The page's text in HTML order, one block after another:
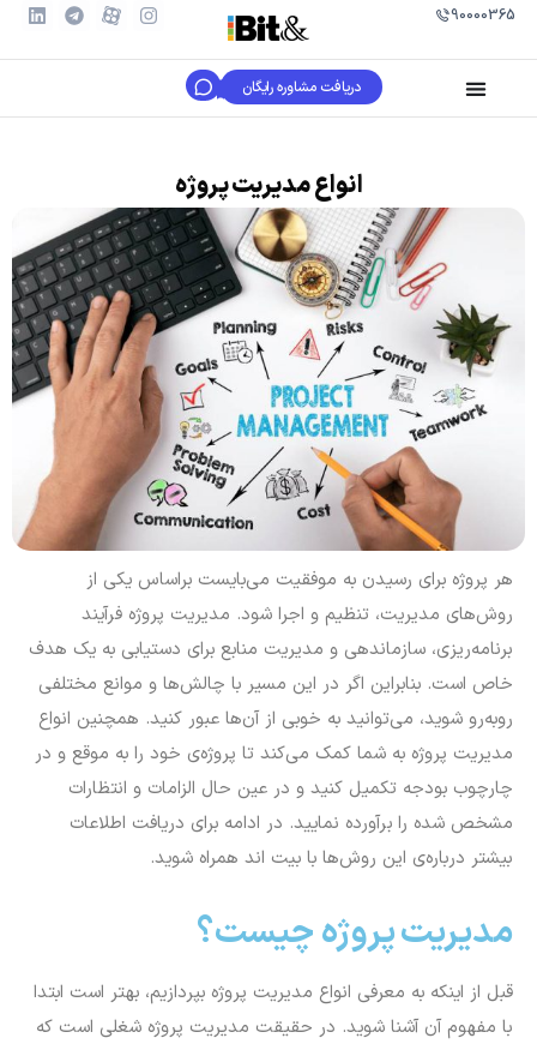
90000365
دریافت مشاوره رایگان
انواع مدیریت پروژه
هر پروژه برای رسیدن به موفقیت می‌بایست براساس یکی از
روش‌های مدیریت، تنظیم و اجرا شود. مدیریت پروژه فرآیند
برنامه‌ریزی، سازماندهی و مدیریت منابع برای دستیابی به یک هدف
خاص است. بنابراین اگر در این مسیر با چالش‌ها و موانع مختلفی
رو‌به‌رو شوید، می‌توانید به خوبی از آن‌ها عبور کنید. همچنین انواع
مدیریت پروژه به شما کمک می‌کند تا پروژه‌ی خود را به موقع و در
چارچوب بودجه تکمیل کنید و در عین حال الزامات و انتظارات
مشخص شده را برآورده نمایید. در ادامه برای دریافت اطلاعات
بیشتر درباره‌ی این روش‌ها با بیت اند همراه شوید.
مدیریت پروژه چیست؟
قبل از اینکه به معرفی انواع مدیریت پروژه بپردازیم، بهتر است ابتدا
با مفهوم آن آشنا شوید. در حقیقت مدیریت پروژه شغلی است که